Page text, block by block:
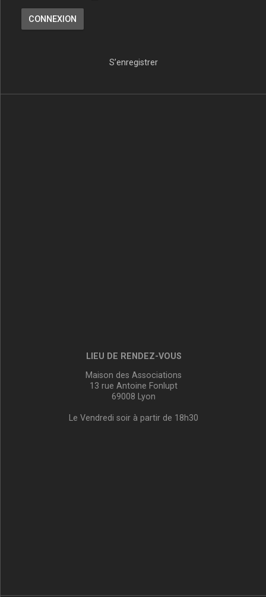
S’enregistrer
LIEU DE RENDEZ-VOUS
Maison des Associations
13 rue Antoine Fonlupt
69008 Lyon
Le Vendredi soir à partir de 18h30